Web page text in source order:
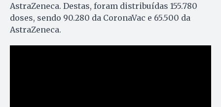
AstraZeneca. Destas, foram distribuídas 155.780
doses, sendo 90.280 da CoronaVac e 65.500 da
AstraZeneca.